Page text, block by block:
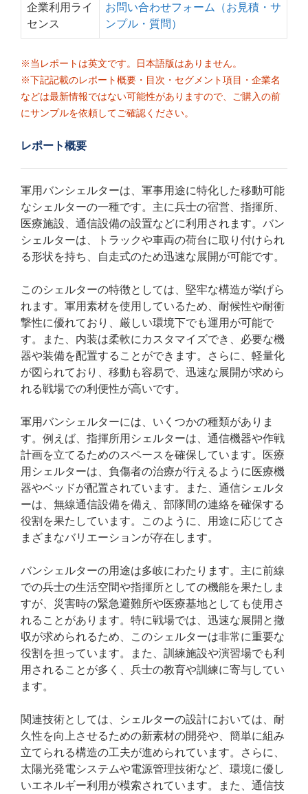
企業利用ライ
センス
お問い合わせフォーム（お見積・サ
ンプル・質問）
※当レポートは英文です。日本語版はありません。
※下記記載のレポート概要・目次・セグメント項目・企業名
などは最新情報ではない可能性がありますので、ご購入の前
にサンプルを依頼してご確認ください。
レポート概要
軍用バンシェルターは、軍事用途に特化した移動可能
なシェルターの一種です。主に兵士の宿営、指揮所、
医療施設、通信設備の設置などに利用されます。バン
シェルターは、トラックや車両の荷台に取り付けられ
る形状を持ち、自走式のため迅速な展開が可能です。
このシェルターの特徴としては、堅牢な構造が挙げら
れます。軍用素材を使用しているため、耐候性や耐衝
撃性に優れており、厳しい環境下でも運用が可能で
す。また、内装は柔軟にカスタマイズでき、必要な機
器や装備を配置することができます。さらに、軽量化
が図られており、移動も容易で、迅速な展開が求めら
れる戦場での利便性が高いです。
軍用バンシェルターには、いくつかの種類がありま
す。例えば、指揮所用シェルターは、通信機器や作戦
計画を立てるためのスペースを確保しています。医療
用シェルターは、負傷者の治療が行えるように医療機
器やベッドが配置されています。また、通信シェルタ
ーは、無線通信設備を備え、部隊間の連絡を確保する
役割を果たしています。このように、用途に応じてさ
まざまなバリエーションが存在します。
バンシェルターの用途は多岐にわたります。主に前線
での兵士の生活空間や指揮所としての機能を果たしま
すが、災害時の緊急避難所や医療基地としても使用さ
れることがあります。特に戦場では、迅速な展開と撤
収が求められるため、このシェルターは非常に重要な
役割を担っています。また、訓練施設や演習場でも利
用されることが多く、兵士の教育や訓練に寄与してい
ます。
関連技術としては、シェルターの設計においては、耐
久性を向上させるための新素材の開発や、簡単に組み
立てられる構造の工夫が進められています。さらに、
太陽光発電システムや電源管理技術など、環境に優し
いエネルギー利用が模索されています。また、通信技